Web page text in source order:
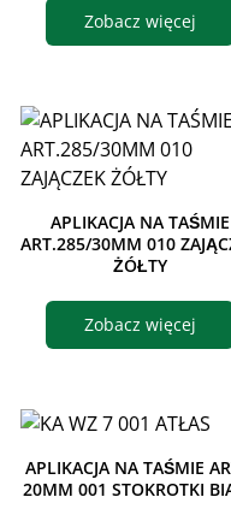
Zobacz więcej
APLIKACJA NA TAŚMIE
ART.285/30MM 010
ŻÓŁTY
Zobacz więcej
APLIKACJA NA TAŚMIE
20MM 001 STOKROTKI